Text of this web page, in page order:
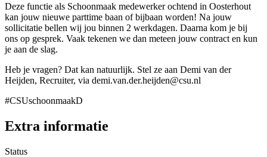
Deze functie als Schoonmaak medewerker ochtend in Oosterhout
kan jouw nieuwe parttime baan of bijbaan worden! Na jouw
sollicitatie bellen wij jou binnen 2 werkdagen. Daarna kom je bij
ons op gesprek. Vaak tekenen we dan meteen jouw contract en kun
je aan de slag.
Heb je vragen? Dat kan natuurlijk. Stel ze aan Demi van der
Heijden, Recruiter, via demi.van.der.heijden@csu.nl
#CSUschoonmaakD
Extra informatie
Status